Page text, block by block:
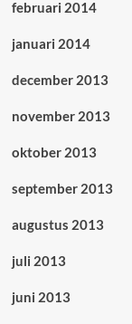
februari 2014
januari 2014
december 2013
november 2013
oktober 2013
september 2013
augustus 2013
juli 2013
juni 2013